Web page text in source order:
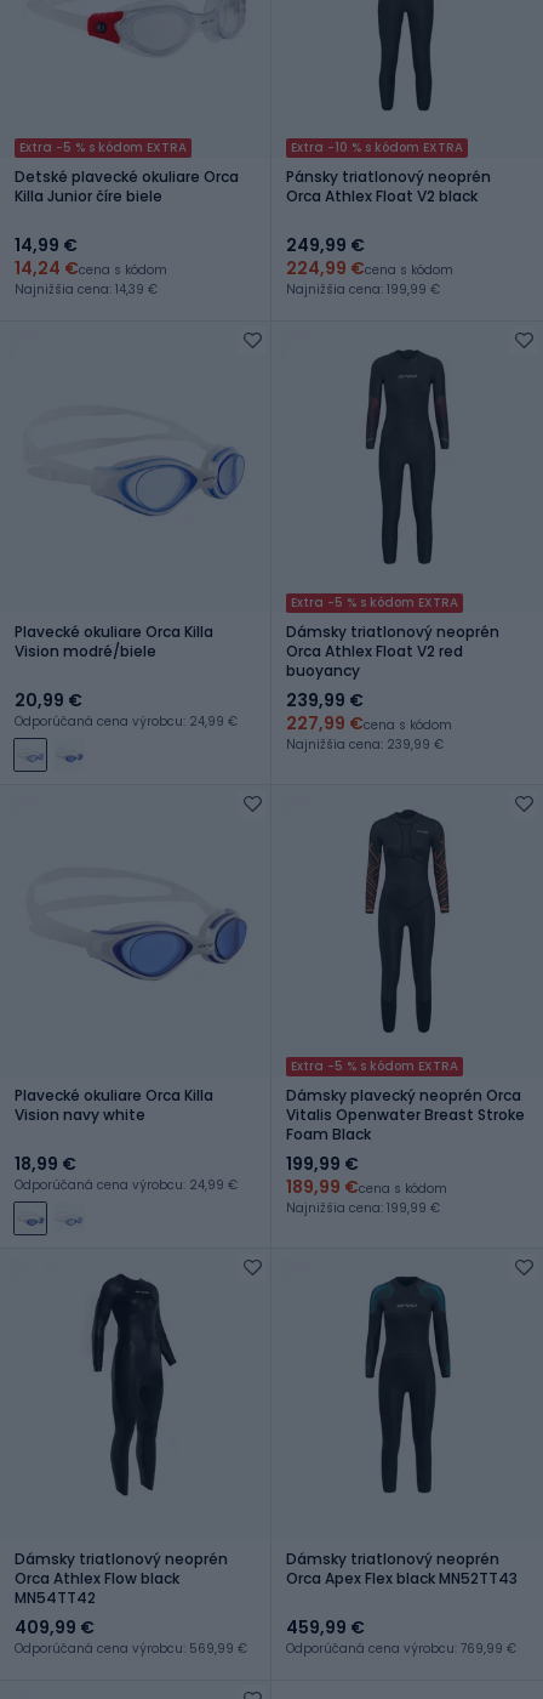
Extra -5 % s kódom EXTRA
Detské plavecké okuliare Orca
Killa Junior číre biele
14,99 €
14,24 €cena s kódom
Najnižšia cena: 14,39 €
Extra -10 % s kódom EXTRA
Pánsky triatlonový neoprén
Orca Athlex Float V2 black
249,99 €
224,99 €cena s kódom
Najnižšia cena: 199,99 €
Plavecké okuliare Orca Killa
Vision modré/biele
20,99 €
Odporúčaná cena výrobcu: 24,99 €
Extra -5 % s kódom EXTRA
Dámsky triatlonový neoprén
Orca Athlex Float V2 red
buoyancy
239,99 €
227,99 €cena s kódom
Najnižšia cena: 239,99 €
Plavecké okuliare Orca Killa
Vision navy white
18,99 €
Odporúčaná cena výrobcu: 24,99 €
Extra -5 % s kódom EXTRA
Dámsky plavecký neoprén Orca
Vitalis Openwater Breast Stroke
Foam Black
199,99 €
189,99 €cena s kódom
Najnižšia cena: 199,99 €
Dámsky triatlonový neoprén
Orca Athlex Flow black
MN54TT42
409,99 €
Odporúčaná cena výrobcu: 569,99 €
Dámsky triatlonový neoprén
Orca Apex Flex black MN52TT43
459,99 €
Odporúčaná cena výrobcu: 769,99 €